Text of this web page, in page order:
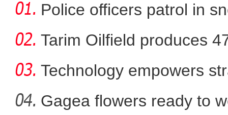
Police officers patrol in
Tarim Oilfield produces
Technology empowers
Xi
Gagea flowers ready to